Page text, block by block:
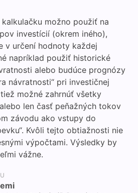
možno použiť na
investícií (okrem iného),
v určení hodnoty každej
napríklad použiť historické
alebo budúce prognózy
návratnosti“ pri investičnej
možné zahrnúť všetky
len časť peňažných tokov
závodu ako vstupy do
Kvôli tejto obtiažnosti nie
výpočtami. Výsledky by
vážne.